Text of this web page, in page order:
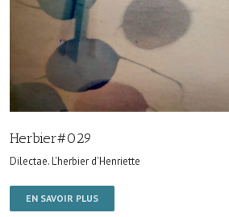
Herbier#029
Dilectae. L'herbier d'Henriette
EN SAVOIR PLUS